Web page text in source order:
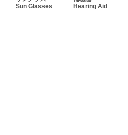
Sun Glasses
Hearing Aid